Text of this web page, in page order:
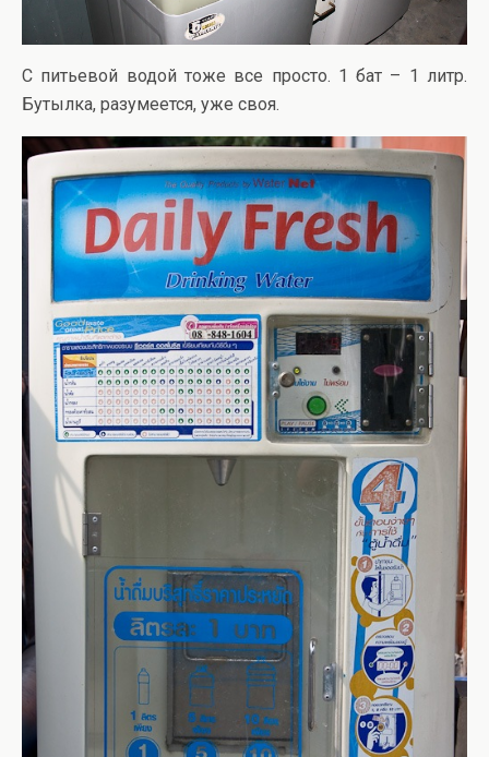
С питьевой водой тоже все просто. 1 бат – 1 литр.
Бутылка, разумеется, уже своя.